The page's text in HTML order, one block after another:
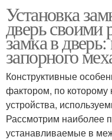
Установка
дверь своими
замка в
запорного
Конструктивные
фактором, по
устройства,
Рассмотрим наиболее
устанавливаемые в